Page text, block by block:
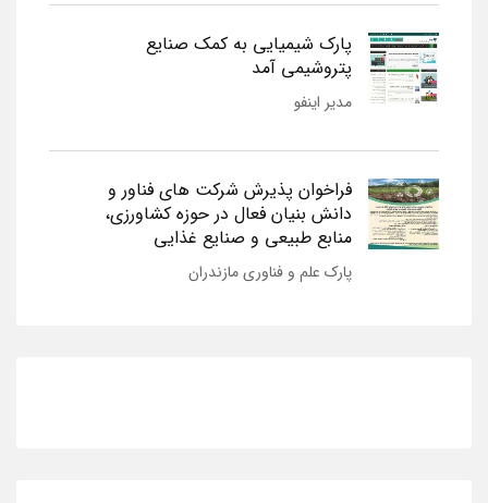
پارک شیمیایی به کمک صنایع
پتروشیمی آمد
مدیر اینفو
فراخوان پذیرش شرکت های فناور و
دانش بنیان فعال در حوزه کشاورزی،
منابع طبیعی و صنایع غذایی
پارک علم و فناوری مازندران